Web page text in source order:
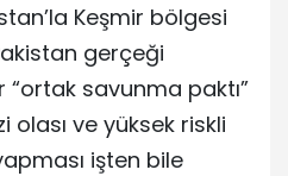
Keşmir bölgesi
gerçeği
“ortak savunma paktı”
olası ve yüksek riskli
işten bile